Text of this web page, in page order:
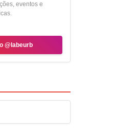
eventos e
@labeurb